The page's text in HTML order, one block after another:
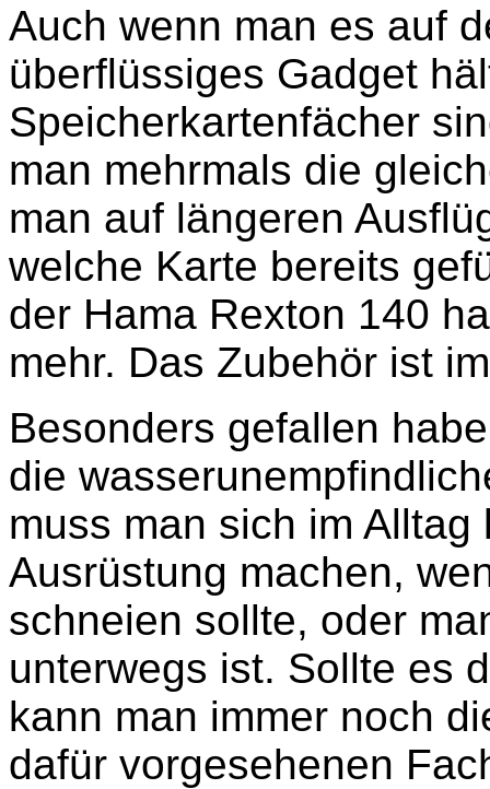
Auch wenn man es auf
überflüssiges Gadget
Speicherkartenfächer
man mehrmals die
man auf längeren
welche Karte bereits
der Hama Rexton 140
mehr. Das Zubehör ist
Besonders gefallen
die
muss man sich im
Ausrüstung machen,
schneien sollte, oder
unterwegs ist. Sollte es
kann man immer noch
dafür vorgesehenen